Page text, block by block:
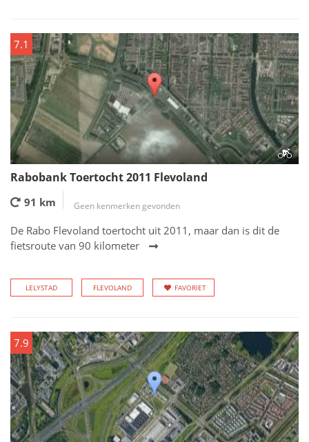
7.1
Rabobank Toertocht 2011 Flevoland
91 km Geen kenmerken gevonden
De Rabo Flevoland toertocht uit 2011, maar dan is dit de
fietsroute van 90 kilometer
LELYSTAD FLEVOLAND FAVORIET
7.9